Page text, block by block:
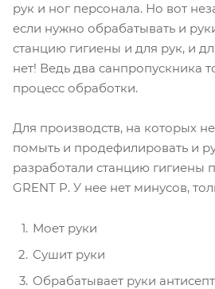
рук и ног персонала. Но вот
если нужно обрабатывать и
станцию гигиены и для рук, и
нет! Ведь два санпропускника
процесс обработки.
Для производств, на которых
помыть и продефилировать и
разработали станцию гигиены
GRENT P. У нее нет минусов,
Моет руки
Сушит руки
Обрабатывает руки